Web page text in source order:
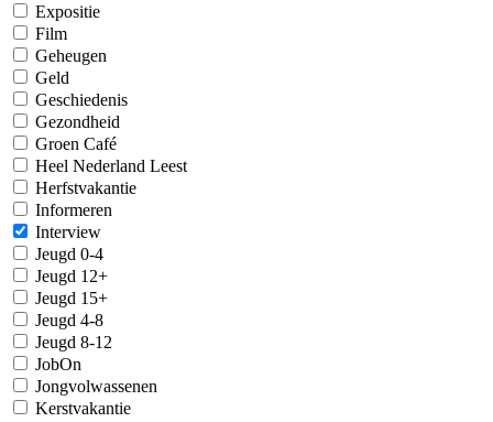
Expositie
Film
Geheugen
Geld
Geschiedenis
Gezondheid
Groen Café
Heel Nederland Leest
Herfstvakantie
Informeren
Interview
Jeugd 0-4
Jeugd 12+
Jeugd 15+
Jeugd 4-8
Jeugd 8-12
JobOn
Jongvolwassenen
Kerstvakantie